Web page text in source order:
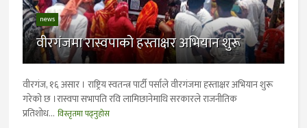
news
वीरगंजमा रास्वपाको हस्ताक्षर अभियान शुरू
वीरगंज, १६ असार । राष्ट्रिय स्वतन्त्र पार्टी पर्साले वीरगंजमा हस्ताक्षर अभियान शुरू
गरेको छ ।रास्वपा सभापति रवि लामिछानेमाथि सरकारले राजनीतिक
प्रतिशोध... विस्तृतमा पढ्नुहोस